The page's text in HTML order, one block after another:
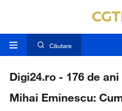
Căutare
Digi24.ro - 176 de
Mihai Eminescu: